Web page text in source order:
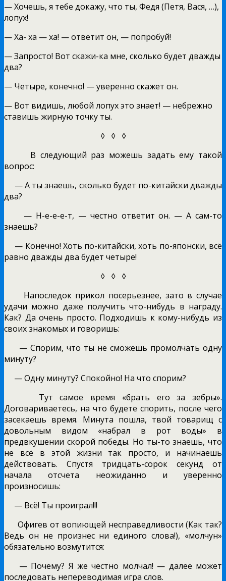
— Хочешь, я тебе докажу, что ты, Федя (Петя, Вася, …),
лопух!
— Ха- ха — ха! — ответит он, — попробуй!
— Запросто! Вот скажи-ка мне, сколько будет дважды
два?
— Четыре, конечно! — уверенно скажет он.
— Вот видишь, любой лопух это знает! — небрежно
ставишь жирную точку ты.
◊ ◊ ◊
В следующий раз можешь задать ему такой
вопрос:
— А ты знаешь, сколько будет по-китайски дважды
два?
— Н-е-е-е-т, — честно ответит он. — А сам-то
знаешь?
— Конечно! Хоть по-китайски, хоть по-японски, всё
равно дважды два будет четыре!
◊ ◊ ◊
Напоследок прикол посерьезнее, зато в случае
удачи можно даже получить что-нибудь в награду.
Как? Да очень просто. Подходишь к кому-нибудь из
своих знакомых и говоришь:
— Спорим, что ты не сможешь промолчать одну
минуту?
— Одну минуту? Спокойно! На что спорим?
Тут самое время «брать его за зебры».
Договариваетесь, на что будете спорить, после чего
засекаешь время. Минута пошла, твой товарищ с
довольным видом «набрал в рот воды» в
предвкушении скорой победы. Но ты-то знаешь, что
не всё в этой жизни так просто, и начинаешь
действовать. Спустя тридцать-сорок секунд от
начала отсчета неожиданно и уверенно
произносишь:
— Всё! Ты проиграл!!!
Офигев от вопиющей несправедливости (Как так?
Ведь он не произнес ни единого слова!), «молчун»
обязательно возмутится:
— Почему? Я же честно молчал! — далее может
последовать непереводимая игра слов.